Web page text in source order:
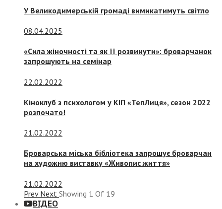
У Великодимерській громаді вимикатимуть світло
08.04.2025
«Сила жіночності та як її розвинути»: броварчанок
запрошують на семінар
22.02.2022
Кіноклуб з психологом у КІП «ТепЛиця», сезон 2022
розпочато!
21.02.2022
Броварська міська бібліотека запрошує броварчан
на художню виставку «Живопис життя»
21.02.2022
Prev Next Showing 1 Of 19
ВІДЕО